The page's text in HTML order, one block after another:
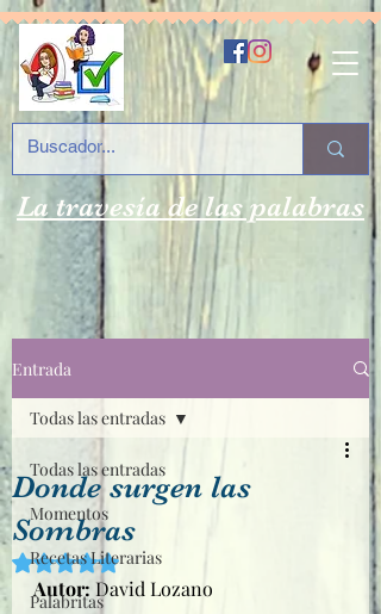
La travesía de las palabras
Entrada
Todas las entradas
Momentos
Recetas Literarias
Palabritas
Todas las entradas
Donde surgen las
Sombras
Obtuvo NaN de 5 estrellas.
Autor: David Lozano